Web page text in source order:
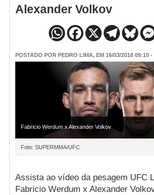
Alexander Volkov
POSTADO POR PEDRO LIMA, EM 16/03/2018 09:10 -
Fabricio Werdum x Alexander Volkov
Foto: SUPERMMA/UFC
Assista ao vídeo da pesagem UFC
Fabricio Werdum x Alexander